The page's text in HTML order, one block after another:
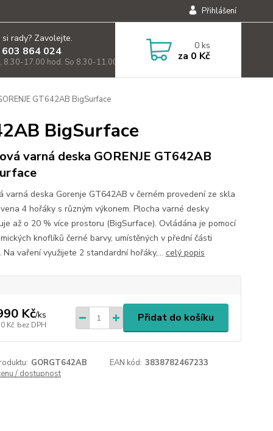
Přihlášení
rady? Zavolejte.
864 024
8.30-17.00 hod. So 8.30-11.00)
0ks
za 0 Kč
GT642AB BigSurface
BigSurface
varná deska GORENJE GT642AB
varná deska Gorenje GT642AB v černém provedení ze skla
4 hořáky s různým výkonem. Plocha varné desky
až o 20 % více prostoru (BigSurface). Ovládána je pomocí
knoflíků černé barvy, umístěných v přední části
Na vaření využijete 2 standardní hořáky,... celý popis
Kč/ks
Kč bez DPH
Přidat do košíku
GORGT642AB EAN kód: 3838782467233
/ dostupnost